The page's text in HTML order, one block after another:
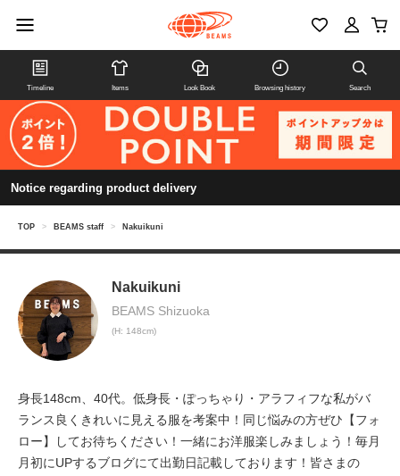
Timeline Items Look Book Browsing history Search
Notice regarding product delivery
TOP > BEAMS staff > Nakuikuni
Nakuikuni
BEAMS Shizuoka
(H: 148cm)
身長148cm、40代。低身長・ぽっちゃり・アラフィフな私がバ
ランス良くきれいに見える服を考案中！同じ悩みの方ぜひ【フォ
ロー】してお待ちください！一緒にお洋服楽しみましょう！毎月
月初にUPするブログにて出勤日記載しております！皆さまの